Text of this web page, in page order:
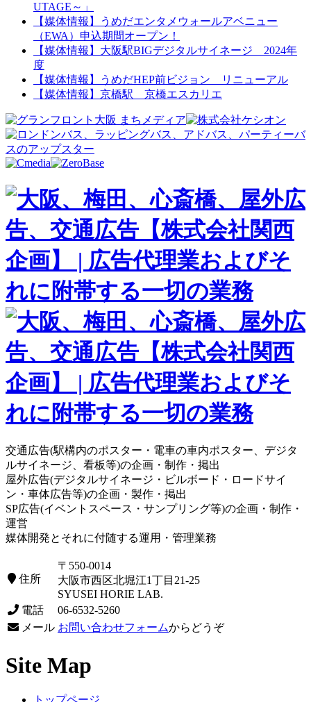
UTAGE～」
【媒体情報】うめだエンタメウォールアベニュー
（EWA）申込期間オープン！
【媒体情報】大阪駅BIGデジタルサイネージ 2024年
度
【媒体情報】うめだHEP前ビジョン リニューアル
【媒体情報】京橋駅 京橋エスカリエ
交通広告(駅構内のポスター・電車の車内ポスター、デジタ
ルサイネージ、看板等)の企画・制作・掲出
屋外広告(デジタルサイネージ・ビルボード・ロードサイ
ン・車体広告等)の企画・製作・掲出
SP広告(イベントスペース・サンプリング等)の企画・制作・
運営
媒体開発とそれに付随する運用・管理業務
住所
〒550-0014
大阪市西区北堀江1丁目21-25
SYUSEI HORIE LAB.
電話
06-6532-5260
メール お問い合わせフォームからどうぞ
Site Map